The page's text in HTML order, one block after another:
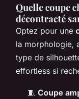
Quelle coupe
décontracté
Optez pour une
la morphologie,
type de
effortless si
🧵 Coupe